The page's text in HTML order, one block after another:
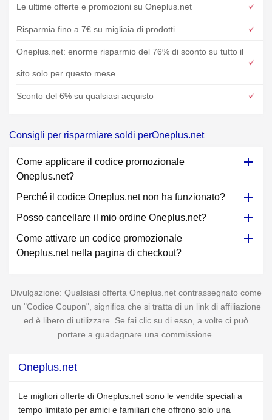
Le ultime offerte e promozioni su Oneplus.net
Risparmia fino a 7€ su migliaia di prodotti
Oneplus.net: enorme risparmio del 76% di sconto su tutto il
sito solo per questo mese
Sconto del 6% su qualsiasi acquisto
Consigli per risparmiare soldi perOneplus.net
Come applicare il codice promozionale
Oneplus.net?
Perché il codice Oneplus.net non ha funzionato?
Posso cancellare il mio ordine Oneplus.net?
Come attivare un codice promozionale
Oneplus.net nella pagina di checkout?
Divulgazione: Qualsiasi offerta Oneplus.net contrassegnato come
un "Codice Coupon", significa che si tratta di un link di affiliazione
ed è libero di utilizzare. Se fai clic su di esso, a volte ci può
portare a guadagnare una commissione.
Oneplus.net
Le migliori offerte di Oneplus.net sono le vendite speciali a
tempo limitato per amici e familiari che offrono solo una